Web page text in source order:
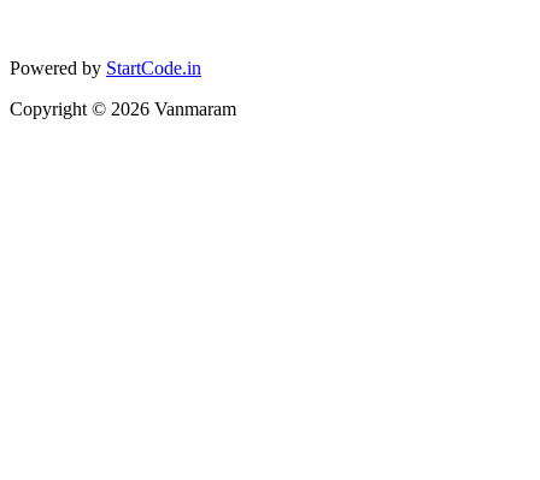
Powered by StartCode.in
Copyright © 2026 Vanmaram